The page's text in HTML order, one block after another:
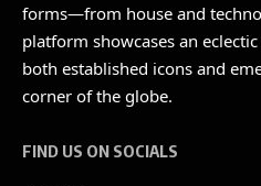
forms—from house and
platform showcases an
both established icons and
corner of the globe.
FIND US ON SOCIALS